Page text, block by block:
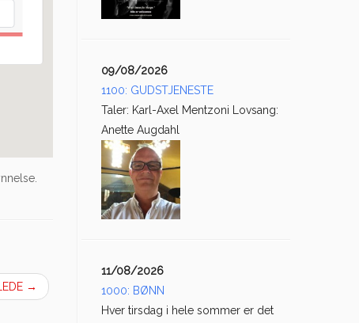
→
09/08/2026
1100: GUDSTJENESTE
Taler: Karl-Axel Mentzoni Lovsang:
Anette Augdahl
11/08/2026
1000: BØNN
Hver tirsdag i hele sommer er det